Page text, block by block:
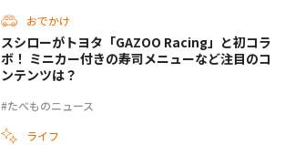
おでかけ
#たべものニュース
スシローがトヨタ「GAZOO Racing」と初コラ
ボ！ ミニカー付きの寿司メニューなど注目のコ
ンテンツは？
ライフ